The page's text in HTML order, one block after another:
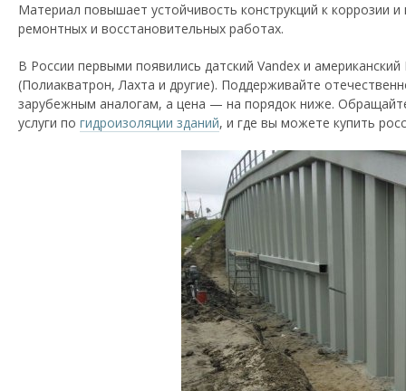
Материал повышает устойчивость конструкций к коррозии
ремонтных и восстановительных работах.
В России первыми появились датский Vandex и
(Полиакватрон, Лахта и другие). Поддерживайте
зарубежным аналогам, а цена — на порядок ниже.
услуги по гидроизоляции зданий, и где вы можете купить